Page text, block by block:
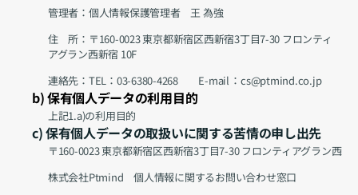
管理者：個人情報保護管理者　王 為強
住　所：〒160-0023 東京都新宿区西新宿3丁目7-30 フロンティ
アグラン西新宿 10F
連絡先：TEL：03-6380-4268　　E-mail ：cs@ptmind.co.jp
b) 保有個人データの利用目的
上記1.a)の利用目的
c) 保有個人データの取扱いに関する苦情の申し出先
〒160-0023 東京都新宿区西新宿3丁目7-30 フロンティアグラン西新
株式会社Ptmind　個人情報に関するお問い合わせ窓口